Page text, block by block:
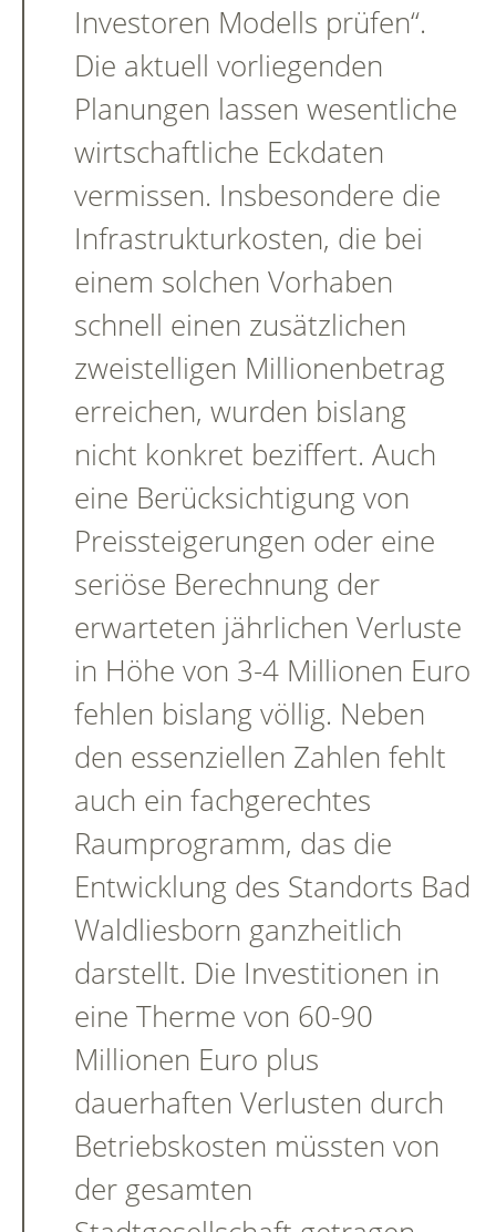
Investoren Modells prüfen“.
Die aktuell vorliegenden
Planungen lassen wesentliche
wirtschaftliche Eckdaten
vermissen. Insbesondere die
Infrastrukturkosten, die bei
einem solchen Vorhaben
schnell einen zusätzlichen
zweistelligen Millionenbetrag
erreichen, wurden bislang
nicht konkret beziffert. Auch
eine Berücksichtigung von
Preissteigerungen oder eine
seriöse Berechnung der
erwarteten jährlichen Verluste
in Höhe von 3-4 Millionen Euro
fehlen bislang völlig. Neben
den essenziellen Zahlen fehlt
auch ein fachgerechtes
Raumprogramm, das die
Entwicklung des Standorts Bad
Waldliesborn ganzheitlich
darstellt. Die Investitionen in
eine Therme von 60-90
Millionen Euro plus
dauerhaften Verlusten durch
Betriebskosten müssten von
der gesamten